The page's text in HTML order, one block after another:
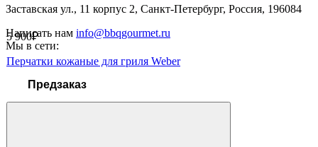
5 900₽
Перчатки кожаные для гриля Weber
Предзаказ
Заставская ул., 11 корпус 2, Санкт-Петербург, Россия, 196084
Написать нам info@bbqgourmet.ru
Мы в сети: